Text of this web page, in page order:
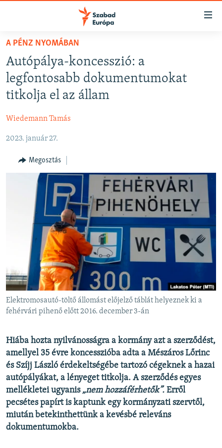
Akadálymentes
Ugrás
fő
oldalra
Ugrás
tartalomjegyzékre
NAPIRENDEN
AKTUÁLIS
PODCASTOK
ELEMZŐ
NER15
SZABADON
TÁRSADALOM
DEMOKRÁCIA
A PÉNZ NYOMÁBAN
EURÓPAI UNIÓ
VILÁG
KLÍMAVÁLTOZÁS
A MÚLT TANULSÁGAI
KÖVESSEN MINKET!
Valamennyi RFE/RL weboldal
A PÉNZ NYOMÁBAN
Autópálya-koncesszió: a
legfontosabb dokumentumokat
titkolja el az állam
Wiedemann Tamás
2023. január 27.
Megosztás
Elektromosautó-töltő állomást előjelző táblát helyeznek ki a
fehérvári pihenő előtt 2016. december 3-án
Hiába hozta nyilvánosságra a kormány azt a szerződést,
amellyel 35 évre koncesszióba adta a Mészáros Lőrinc
és Szíjj László érdekeltségébe tartozó cégeknek a hazai
autópályákat, a lényeget titkolja. A szerződés egyes
mellékletei ugyanis „nem hozzáférhetők”. Erről
pecsétes papírt is kaptunk egy kormányzati szervtől,
miután betekinthettünk a kevésbé releváns
dokumentumokba.
FELIRATKOZÁS